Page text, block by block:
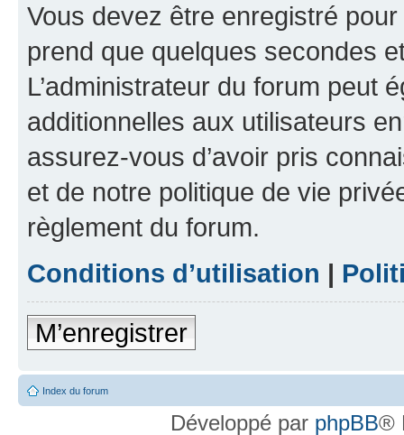
Vous devez être enregistré
prend que quelques secondes
L’administrateur du forum peut
additionnelles aux utilisateurs
assurez-vous d’avoir pris
et de notre politique de vie
règlement du forum.
Conditions d’utilisation |
M’enregistrer
Index du forum
Développé par phpBB®